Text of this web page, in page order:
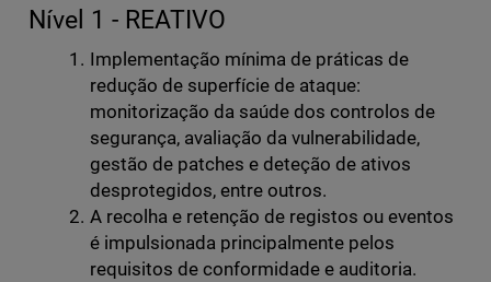
Nível 1 - REATIVO
Implementação mínima de práticas de
redução de superfície de ataque:
monitorização da saúde dos controlos de
segurança, avaliação da vulnerabilidade,
gestão de patches e deteção de ativos
desprotegidos, entre outros.
A recolha e retenção de registos ou eventos
é impulsionada principalmente pelos
requisitos de conformidade e auditoria.